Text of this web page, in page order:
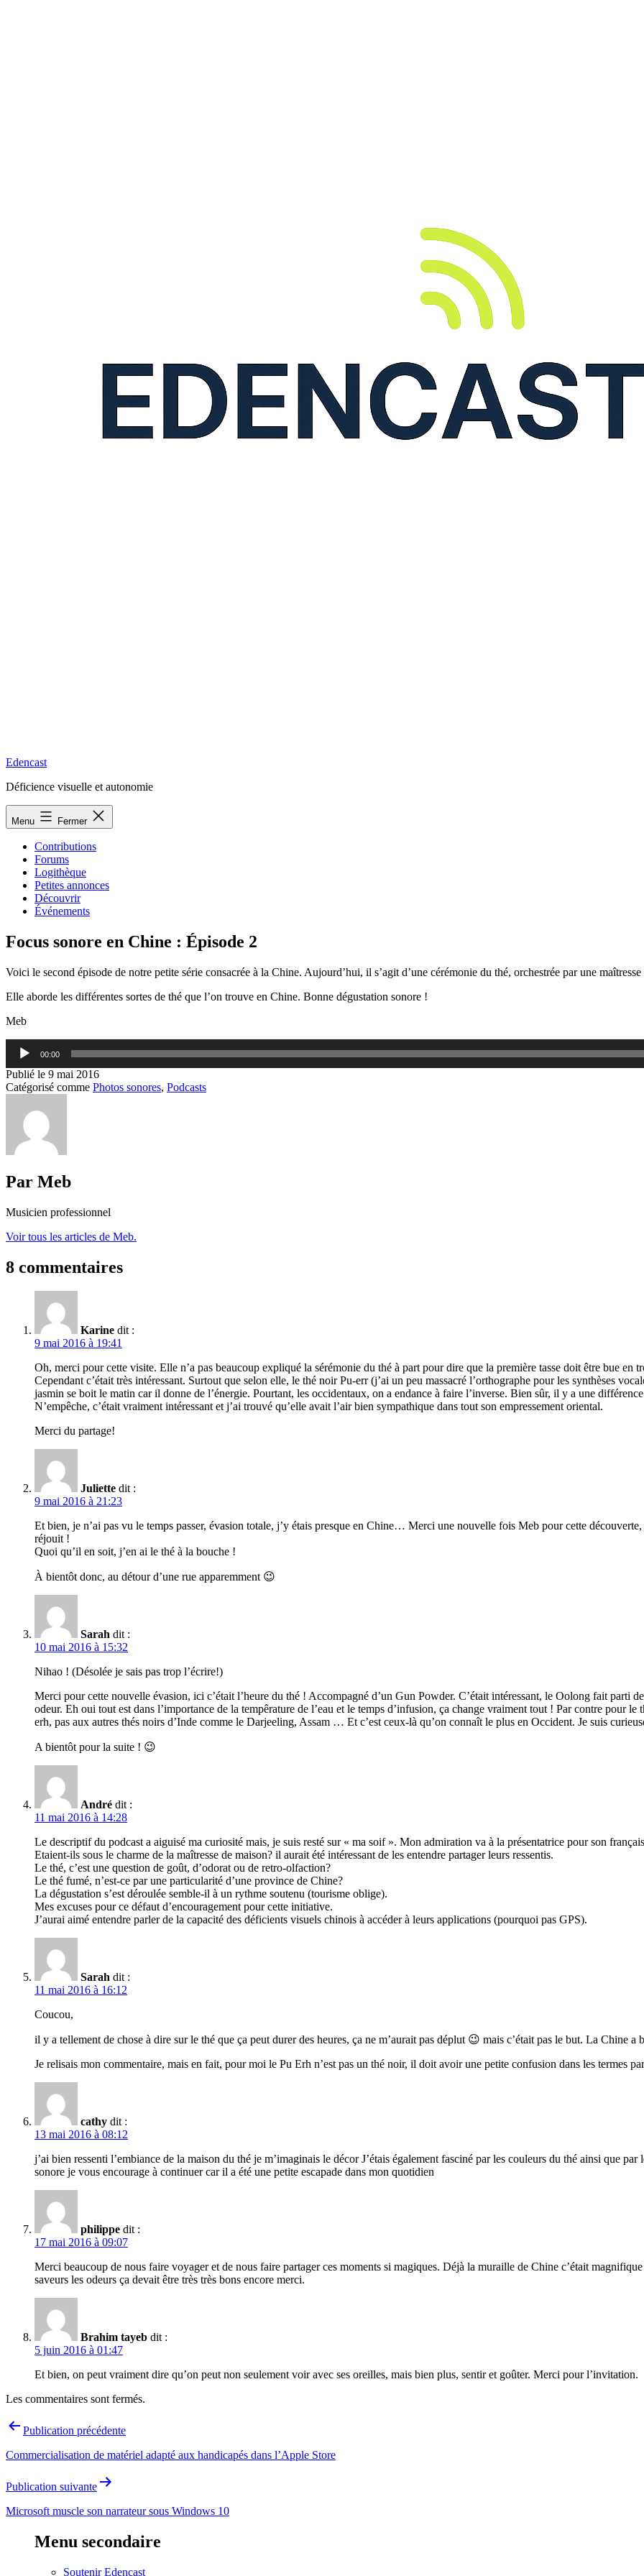
Edencast
Déficience visuelle et autonomie
Menu Fermer
Contributions
Forums
Logithèque
Petites annonces
Découvrir
Événements
Focus sonore en Chine : Épisode 2
Voici le second épisode de notre petite série consacrée à la Chine. Aujourd’hui, il s’agit d’une cérémonie du thé, orchestrée par une maîtresse
Elle aborde les différentes sortes de thé que l’on trouve en Chine. Bonne dégustation sonore !
Meb
Lecteur
audio
00:00
Publié le 9 mai 2016
Catégorisé comme Photos sonores, Podcasts
Par Meb
Musicien professionnel
Voir tous les articles de Meb.
8 commentaires
Karine dit :
9 mai 2016 à 19:41
Oh, merci pour cette visite. Elle n’a pas beaucoup expliqué la sérémonie du thé à part pour dire que la première tasse doit être bue en
Cependant c’était très intéressant. Surtout que selon elle, le thé noir Pu-err (j’ai un peu massacré l’orthographe pour les synthèses
jasmin se boit le matin car il donne de l’énergie. Pourtant, les occidentaux, on a endance à faire l’inverse. Bien sûr, il y a une
N’empêche, c’était vraiment intéressant et j’ai trouvé qu’elle avait l’air bien sympathique dans tout son empressement oriental.
Merci du partage!
Juliette dit :
9 mai 2016 à 21:23
Et bien, je n’ai pas vu le temps passer, évasion totale, j’y étais presque en Chine… Merci une nouvelle fois Meb pour cette
réjouit !
Quoi qu’il en soit, j’en ai le thé à la bouche !
À bientôt donc, au détour d’une rue apparemment 😉
Sarah dit :
10 mai 2016 à 15:32
Nihao ! (Désolée je sais pas trop l’écrire!)
Merci pour cette nouvelle évasion, ici c’était l’heure du thé ! Accompagné d’un Gun Powder. C’était intéressant, le Oolong fait parti
odeur. Eh oui tout est dans l’importance de la tempêrature de l’eau et le temps d’infusion, ça change vraiment tout ! Par contre pour le
erh, pas aux autres thés noirs d’Inde comme le Darjeeling, Assam … Et c’est ceux-là qu’on connaît le plus en Occident. Je suis
A bientôt pour la suite ! 😉
André dit :
11 mai 2016 à 14:28
Le descriptif du podcast a aiguisé ma curiosité mais, je suis resté sur « ma soif ». Mon admiration va à la présentatrice pour son
Etaient-ils sous le charme de la maîtresse de maison? il aurait été intéressant de les entendre partager leurs ressentis.
Le thé, c’est une question de goût, d’odorat ou de retro-olfaction?
Le thé fumé, n’est-ce par une particularité d’une province de Chine?
La dégustation s’est déroulée semble-il à un rythme soutenu (tourisme oblige).
Mes excuses pour ce défaut d’encouragement pour cette initiative.
J’aurai aimé entendre parler de la capacité des déficients visuels chinois à accéder à leurs applications (pourquoi pas GPS).
Sarah dit :
11 mai 2016 à 16:12
Coucou,
il y a tellement de chose à dire sur le thé que ça peut durer des heures, ça ne m’aurait pas déplut 😉 mais c’était pas le but. La Chine
Je relisais mon commentaire, mais en fait, pour moi le Pu Erh n’est pas un thé noir, il doit avoir une petite confusion dans les termes
cathy dit :
13 mai 2016 à 08:12
j’ai bien ressenti l’embiance de la maison du thé je m’imaginais le décor J’étais également fasciné par les couleurs du thé ainsi que
sonore je vous encourage à continuer car il a été une petite escapade dans mon quotidien
philippe dit :
17 mai 2016 à 09:07
Merci beaucoup de nous faire voyager et de nous faire partager ces moments si magiques. Déjà la muraille de Chine c’était
saveurs les odeurs ça devait être très très bons encore merci.
Brahim tayeb dit :
5 juin 2016 à 01:47
Et bien, on peut vraiment dire qu’on peut non seulement voir avec ses oreilles, mais bien plus, sentir et goûter. Merci pour l’invitation.
Les commentaires sont fermés.
Navigation
l’article
Publication précédente
Commercialisation de matériel adapté aux handicapés dans l’Apple Store
Publication suivante
Microsoft muscle son narrateur sous Windows 10
Menu secondaire
Soutenir Edencast